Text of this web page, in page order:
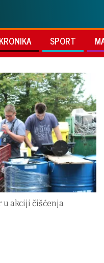
SPORT
u akciji čišćenja